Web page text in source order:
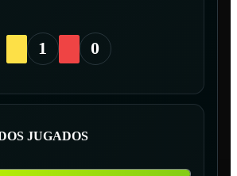
1 0
JUGADOS